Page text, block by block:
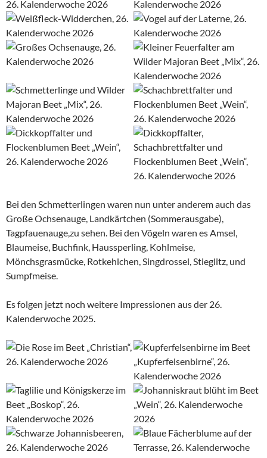
Bei den Schmetterlingen waren nun unter anderem auch das
Große Ochsenauge, Landkärtchen (Sommerausgabe),
Tagpfauenauge,zu sehen. Bei den Vögeln waren es Amsel,
Blaumeise, Buchfink, Haussperling, Kohlmeise,
Mönchsgrasmücke, Rotkehlchen, Singdrossel, Stieglitz, und
Sumpfmeise.
Es folgen jetzt noch weitere Impressionen aus der 26.
Kalenderwoche 2025.